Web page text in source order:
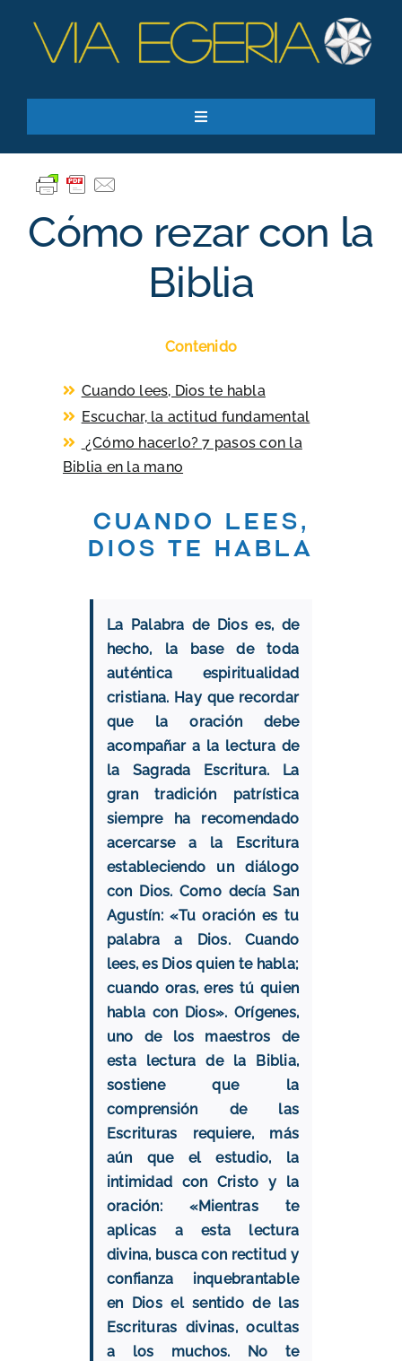
content
Toggle
Recursos
Quiero apoyar
SEARCH
Suscríbase a nuestro boletín
Cómo rezar con la
Biblia
Contenido
Cuando lees, Dios te habla
Escuchar, la actitud fundamental
¿Cómo hacerlo? 7 pasos con la
Biblia en la mano
Cuando lees,
Dios te habla
La Palabra de Dios es, de
hecho, la base de toda
auténtica espiritualidad
cristiana. Hay que recordar
que la oración debe
acompañar a la lectura de
la Sagrada Escritura. La
gran tradición patrística
siempre ha recomendado
acercarse a la Escritura
estableciendo un diálogo
con Dios. Como decía San
Agustín: «Tu oración es tu
palabra a Dios. Cuando
lees, es Dios quien te habla;
cuando oras, eres tú quien
habla con Dios». Orígenes,
uno de los maestros de
esta lectura de la Biblia,
sostiene que la
comprensión de las
Escrituras requiere, más
aún que el estudio, la
intimidad con Cristo y la
oración: «Mientras te
aplicas a esta lectura
divina, busca con rectitud y
confianza inquebrantable
en Dios el sentido de las
Escrituras divinas, ocultas
a los muchos. No te